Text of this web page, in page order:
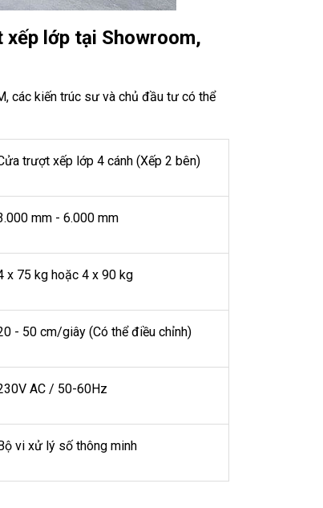
lớp tại Showroom,
các kiến trúc sư và chủ đầu tư có thể
trượt xếp lớp 4 cánh (Xếp 2 bên)
mm - 6.000 mm
x 75 kg hoặc 4 x 90 kg
- 50 cm/giây (Có thể điều chỉnh)
AC / 50-60Hz
vi xử lý số thông minh